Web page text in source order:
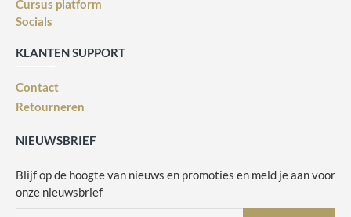
Cursus platform
Socials
KLANTEN SUPPORT
Contact
Retourneren
NIEUWSBRIEF
Blijf op de hoogte van nieuws en promoties en meld je aan voor
onze nieuwsbrief